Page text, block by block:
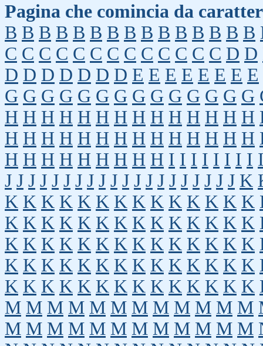
Pagina che comincia da
B B B B B B B B B B B B B B B
C C C C C C C C C C C C C D D
D D D D D D D E E E E E E E E
G G G G G G G G G G G G G G
H H H H H H H H H H H H H H
H H H H H H H H H H H H H H
H H H H H H H H H I I I I I I I I
J J J J J J J J J J J J J J J J J J J J K
K K K K K K K K K K K K K K
K K K K K K K K K K K K K K
K K K K K K K K K K K K K K
K K K K K K K K K K K K K K
K K K K K K K K K K K K K K
M M M M M M M M M M M M
M M M M M M M M M M M M